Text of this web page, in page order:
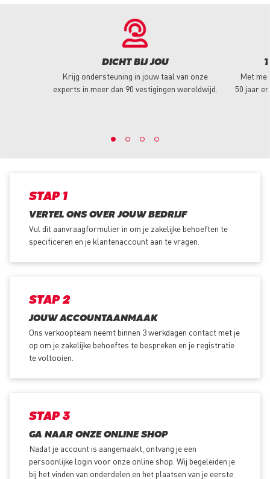
DICHT BIJ JOU
Krijg ondersteuning in jouw taal van onze
experts in meer dan 90 vestigingen wereldwijd.
Met
50 jaar
STAP 1
VERTEL ONS OVER JOUW BEDRIJF
Vul dit aanvraagformulier in om je zakelijke behoeften te
specificeren en je klantenaccount aan te vragen.
STAP 2
JOUW ACCOUNTAANMAAK
Ons verkoopteam neemt binnen 3 werkdagen contact met je
op om je zakelijke behoeftes te bespreken en je registratie
te voltooien.
STAP 3
GA NAAR ONZE ONLINE SHOP
Nadat je account is aangemaakt, ontvang je een
persoonlijke login voor onze online shop. Wij begeleiden je
bij het vinden van onderdelen en het plaatsen van je eerste